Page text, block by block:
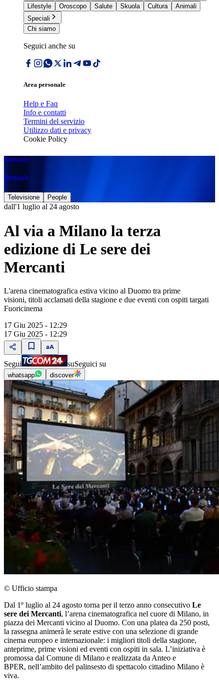
Lifestyle
Oroscopo Salute Skuola Cultura
Animali
Speciali
Chi siamo
Seguici anche su
Area personale
Help e Faq
Info e contatti
Termini del servizio
Utilizzo dati e privacy
Cookie Policy
Spettacolo
Spettacolo
Televisione People
dall'1 luglio al 24 agosto
Al via a Milano la terza
edizione di Le sere dei
Mercanti
L'arena cinematografica estiva vicino al Duomo tra prime
visioni, titoli acclamati della stagione e due eventi con ospiti targati
Fuoricinema
17 Giu 2025 - 12:29
17 Giu 2025 - 12:29
Segui suSeguici su
whatsapp discover
© Ufficio stampa
Dal 1º luglio al 24 agosto torna per il terzo anno consecutivo Le
sere dei Mercanti, l’arena cinematografica nel cuore di Milano, in
piazza dei Mercanti vicino al Duomo. Con una platea da 250 posti,
la rassegna animerà le serate estive con una selezione di grande
cinema europeo e internazionale: i migliori titoli della stagione,
anteprime, prime visioni ed eventi con ospiti in sala. L’iniziativa è
promossa dal Comune di Milano e realizzata da Anteo e
BPER, nell’ambito del palinsesto di spettacolo cittadino Milano è
viva.